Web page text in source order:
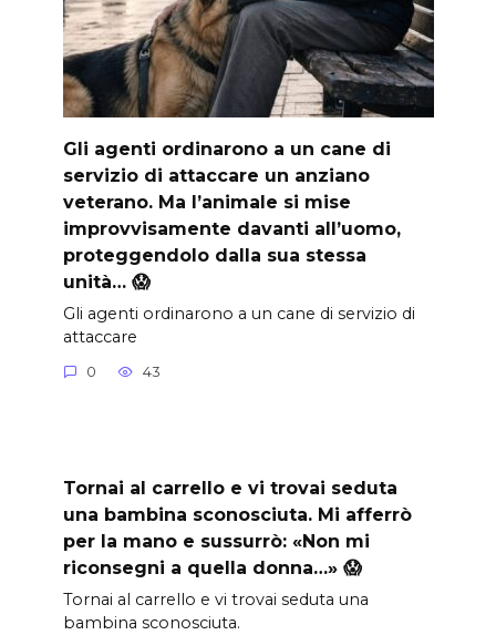
Gli agenti ordinarono a un cane di
servizio di attaccare un anziano
veterano. Ma l’animale si mise
improvvisamente davanti all’uomo,
proteggendolo dalla sua stessa
unità… 😱
Gli agenti ordinarono a un cane di servizio di
attaccare
0 43
Tornai al carrello e vi trovai seduta
una bambina sconosciuta. Mi afferrò
per la mano e sussurrò: «Non mi
riconsegni a quella donna…» 😱
Tornai al carrello e vi trovai seduta una
bambina sconosciuta.